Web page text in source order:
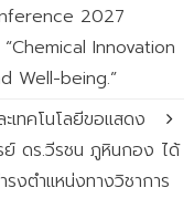
2027
Innovation
Well-being.”
เทคโนโลยีขอแสดง
ย์ ดร.วีรชน ภูหินกอง ได้
งตำแหน่งทางวิชาการ